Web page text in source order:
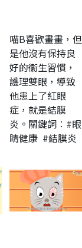
喵B喜歡畫畫，但
是他沒有保持良
好的衞生習慣，
護理雙眼，導致
他患上了紅眼
症，就是結膜
炎。關鍵詞︰#眼
睛健康 #結膜炎